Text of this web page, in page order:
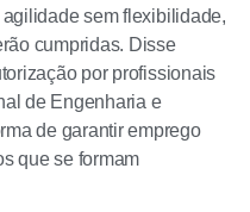
sem flexibilidade,
cumpridas. Disse
por profissionais
de Engenharia e
de garantir emprego
que se formam